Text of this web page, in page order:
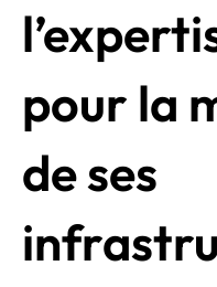
pour la
de ses